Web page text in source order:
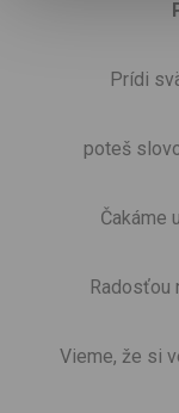
Prídi
poteš
Čakáme
Radosťou
Vieme, že si